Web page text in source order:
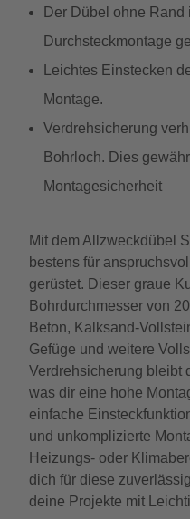
Der Dübel ohne Rand
Durchsteckmontage
Leichtes Einstecken
Montage.
Verdrehsicherung
Bohrloch. Dies
Montagesicherheit
Mit dem Allzweckdübel
bestens für
gerüstet. Dieser graue
Bohrdurchmesser von
Beton, Kalksand-
Gefüge und weitere
Verdrehsicherung bleibt
was dir eine hohe
einfache
und unkomplizierte
Heizungs- oder
dich für diese
deine Projekte mit